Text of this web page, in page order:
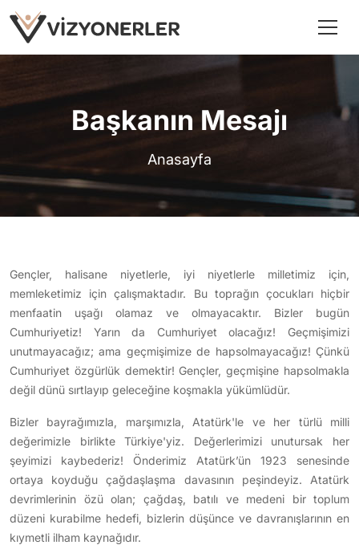
Başkanın Mesajı
Anasayfa
Gençler, halisane niyetlerle, iyi niyetlerle milletimiz için,
memleketimiz için çalışmaktadır. Bu toprağın çocukları hiçbir
menfaatin uşağı olamaz ve olmayacaktır. Bizler bugün
Cumhuriyetiz! Yarın da Cumhuriyet olacağız! Geçmişimizi
unutmayacağız; ama geçmişimize de hapsolmayacağız! Çünkü
Cumhuriyet özgürlük demektir! Gençler, geçmişine hapsolmakla
değil dünü sırtlayıp geleceğine koşmakla yükümlüdür.
Bizler bayrağımızla, marşımızla, Atatürk'le ve her türlü milli
değerimizle birlikte Türkiye'yiz. Değerlerimizi unutursak her
şeyimizi kaybederiz! Önderimiz Atatürk’ün 1923 senesinde
ortaya koyduğu çağdaşlaşma davasının peşindeyiz. Atatürk
devrimlerinin özü olan; çağdaş, batılı ve medeni bir toplum
düzeni kurabilme hedefi, bizlerin düşünce ve davranışlarının en
kıymetli ilham kaynağıdır.